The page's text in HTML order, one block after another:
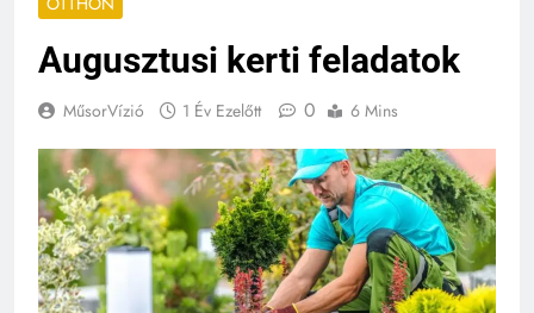
Augusztusi kerti feladatok
MűsorVízió 1 Év Ezelőtt 0 6 Mins